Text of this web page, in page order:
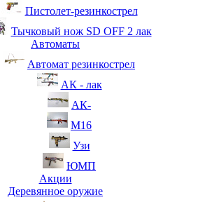
Пистолет-резинкострел
Тычковый нож SD OFF 2 лак
Автоматы
Автомат резинкострел
АК - лак
АК-
М16
Узи
ЮМП
Акции
Деревянное оружие